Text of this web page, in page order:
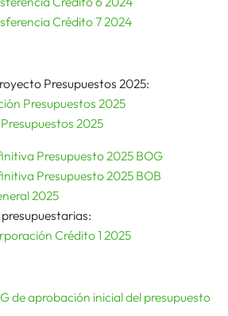
Crédito 7 2024
Presupuestos 2025:
Presupuestos 2025
2025
Presupuesto 2025 BOG
Presupuesto 2025 BOB
2025
Crédito 1 2025
de aprobación inicial del presupuesto